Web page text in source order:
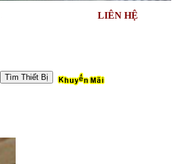
LIÊN HỆ